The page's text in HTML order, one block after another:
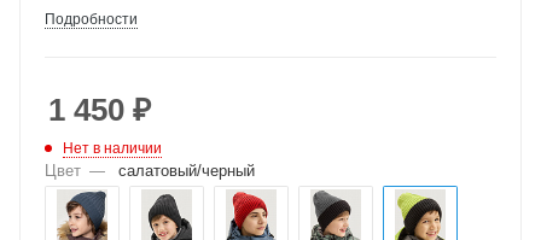
Подробности
1 450 ₽
Нет в наличии
Цвет — салатовый/черный